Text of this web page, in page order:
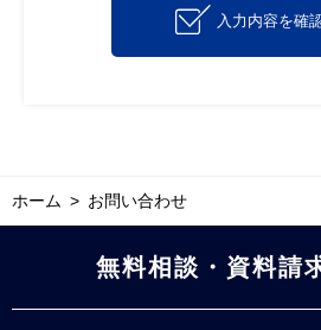
入力内容を確
ホーム お問い合わせ
無料相談・資料請